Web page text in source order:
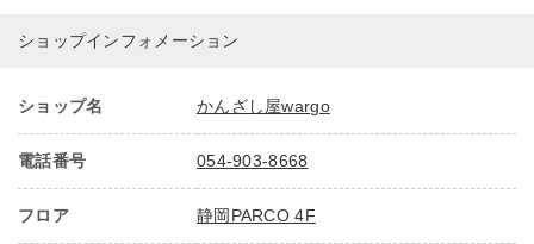
ショップインフォメーション
ショップ名 かんざし屋wargo
電話番号 054-903-8668
フロア 静岡PARCO 4F